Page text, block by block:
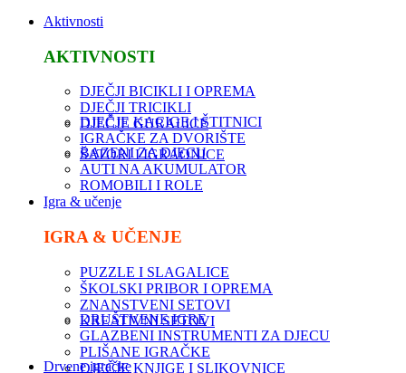
Aktivnosti
AKTIVNOSTI
DJEČJI BICIKLI I OPREMA
DJEČJI TRICIKLI
DJEČJE GURALICE
DJEČJE KACIGE I ŠTITNICI
IGRAČKE ZA DVORIŠTE
ŠATORI I IGRAONICE
BAZENI ZA DJECU
AUTI NA AKUMULATOR
ROMOBILI I ROLE
Igra & učenje
IGRA & UČENJE
PUZZLE I SLAGALICE
ŠKOLSKI PRIBOR I OPREMA
ZNANSTVENI SETOVI
KREATIVNI SETOVI
DRUŠTVENE IGRE
GLAZBENI INSTRUMENTI ZA DJECU
PLIŠANE IGRAČKE
DJEČJE KNJIGE I SLIKOVNICE
Drvene igračke